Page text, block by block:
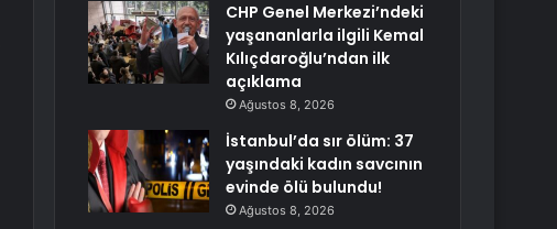
CHP Genel Merkezi’ndeki
yaşananlarla ilgili Kemal
Kılıçdaroğlu’ndan ilk
açıklama
Ağustos 8, 2026
İstanbul’da sır ölüm: 37
yaşındaki kadın savcının
evinde ölü bulundu!
Ağustos 8, 2026